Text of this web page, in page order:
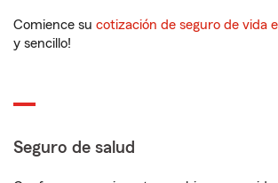
Comience su cotización de seguro de vida
y sencillo!
Seguro de salud